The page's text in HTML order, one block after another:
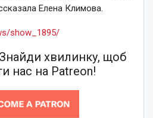
Елена Климова.
show_1895/
хвилинку, щоб
нас на Patreon!